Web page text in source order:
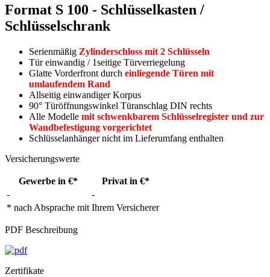
Format S 100 - Schlüsselkasten /
Schlüsselschrank
Serienmäßig Zylinderschloss mit 2 Schlüsseln
Tür einwandig / 1seitige Türverriegelung
Glatte Vorderfront durch einliegende Türen mit
umlaufendem Rand
Allseitig einwandiger Korpus
90° Türöffnungswinkel Türanschlag DIN rechts
Alle Modelle mit schwenkbarem Schlüsselregister und zur
Wandbefestigung vorgerichtet
Schlüsselanhänger nicht im Lieferumfang enthalten
Versicherungswerte
Gewerbe in €* Privat in €*
* nach Absprache mit Ihrem Versicherer
- -
PDF Beschreibung
Zertifikate